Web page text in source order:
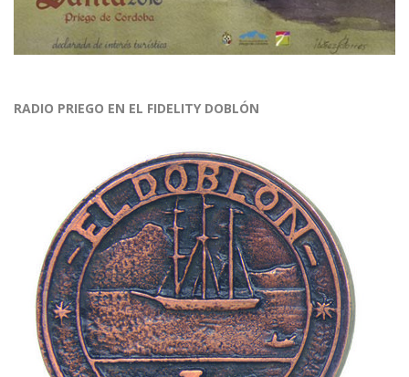
RADIO PRIEGO EN EL FIDELITY DOBLÓN